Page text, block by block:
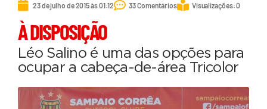
23 de julho de 2015 às 01:12 33 Comentários Visualizações: 0
À DISPOSIÇÃO
Léo Salino é uma das opções para
ocupar a cabeça-de-área Tricolor